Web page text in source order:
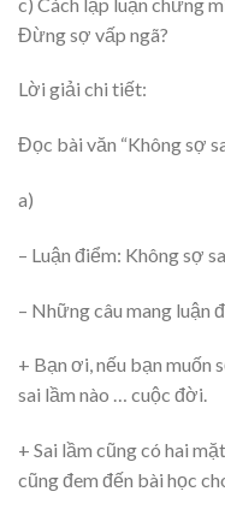
Đừng sợ vấp ngã?
Lời giải chi tiết:
Đọc bài văn “Không sợ
a)
– Luận điểm: Không sợ
– Những câu mang luận
+ Bạn ơi, nếu bạn muốn
sai lầm nào … cuộc đời.
+ Sai lầm cũng có hai
cũng đem đến bài học